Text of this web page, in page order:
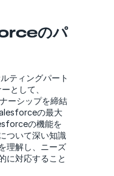
のパ
ティングパート
として、
ーシップを締結
の最大
の機能を
ついて深い知識
理解し、ニーズ
に対応すること